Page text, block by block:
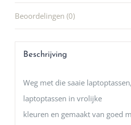
Beoordelingen (0)
Beschrijving
Weg met die saaie
laptoptassen in vrolijke
kleuren en gemaakt van goed